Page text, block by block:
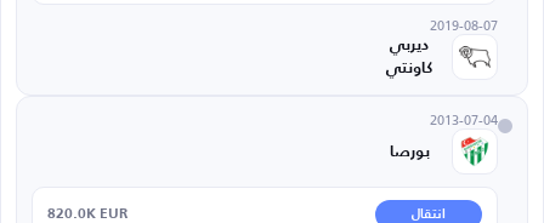
2019-08-07
ديربي
كاونتي
2013-07-04
بورصا
انتقال 820.0K EUR